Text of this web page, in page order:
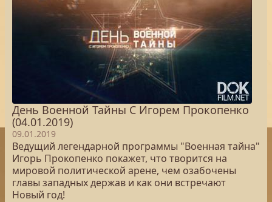
День Военной Тайны С Игорем Прокопенко
(04.01.2019)
09.01.2019
Ведущий легендарной программы "Военная тайна"
Игорь Прокопенко покажет, что творится на
мировой политической арене, чем озабочены
главы западных держав и как они встречают
Новый год!